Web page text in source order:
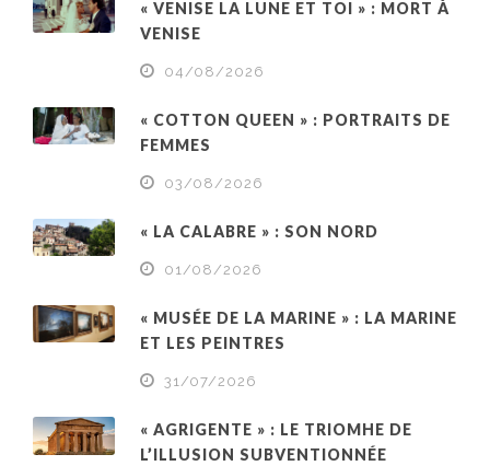
« VENISE LA LUNE ET TOI » : MORT À
VENISE
04/08/2026
« COTTON QUEEN » : PORTRAITS DE
FEMMES
03/08/2026
« LA CALABRE » : SON NORD
01/08/2026
« MUSÉE DE LA MARINE » : LA MARINE
ET LES PEINTRES
31/07/2026
« AGRIGENTE » : LE TRIOMHE DE
L’ILLUSION SUBVENTIONNÉE